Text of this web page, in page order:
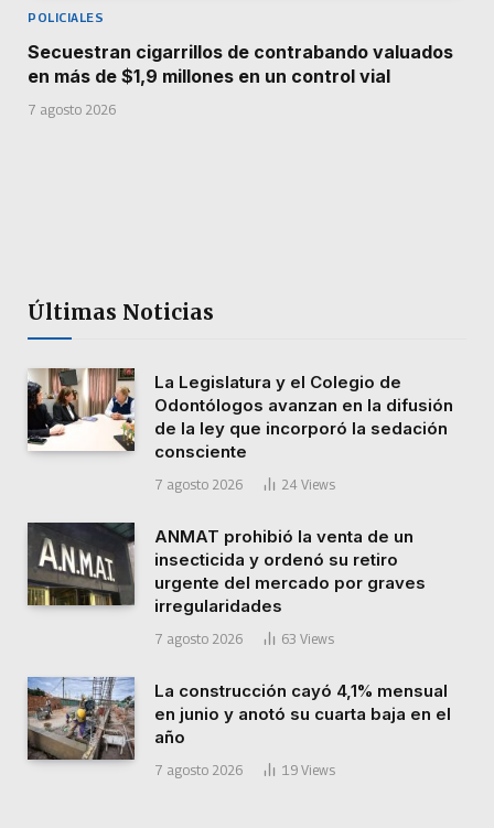
POLICIALES
Secuestran cigarrillos de contrabando valuados
en más de $1,9 millones en un control vial
7 agosto 2026
Últimas Noticias
La Legislatura y el Colegio de
Odontólogos avanzan en la difusión
de la ley que incorporó la sedación
consciente
7 agosto 2026 24 Views
ANMAT prohibió la venta de un
insecticida y ordenó su retiro
urgente del mercado por graves
irregularidades
7 agosto 2026 63 Views
La construcción cayó 4,1% mensual
en junio y anotó su cuarta baja en el
año
7 agosto 2026 19 Views